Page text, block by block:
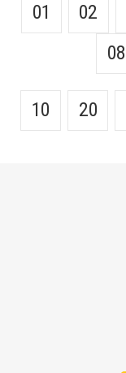
01 02
08
10 20